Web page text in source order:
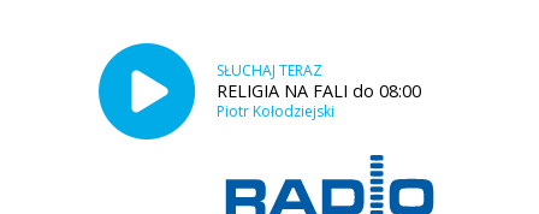
SŁUCHAJ TERAZ
RELIGIA NA FALI do 08:00
Piotr Kołodziejski